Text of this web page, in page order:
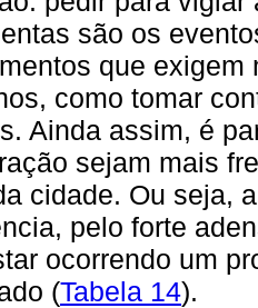
são os
que
como tomar
Ainda assim, é
sejam mais
cidade. Ou seja,
pelo forte
ocorrendo um
(Tabela 14).